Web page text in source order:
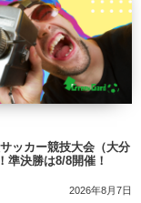
ッカー競技大会（大分
準決勝は8/8開催！
2026年8月7日